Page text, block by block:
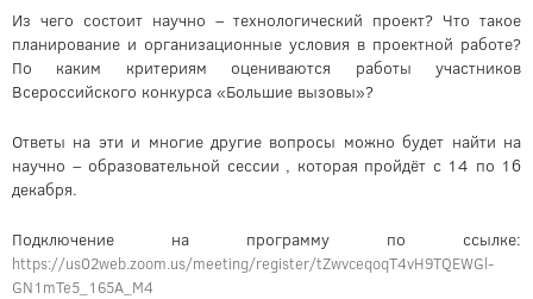
Из чего состоит научно – технологический проект? Что такое
планирование и организационные условия в проектной работе?
По каким критериям оцениваются работы участников
Всероссийского конкурса «Большие вызовы»?
Ответы на эти и многие другие вопросы можно будет найти на
научно – образовательной сессии , которая пройдёт с 14 по 16
декабря.
Подключение на программу по ссылке:
https://us02web.zoom.us/meeting/register/tZwvceqoqT4vH9TQEWGl-
GN1mTe5_165A_M4